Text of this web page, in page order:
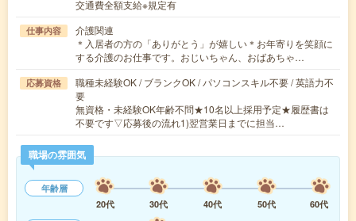
交通費全額支給※規定有
仕事内容
介護関連
＊入居者の方の「ありがとう」が嬉しい＊お年寄りを笑顔に
する介護のお仕事です。おじいちゃん、おばあちゃ…
応募資格
職種未経験OK / ブランクOK / パソコンスキル不要 / 英語力不
要
無資格・未経験OK年齢不問★10名以上採用予定★履歴書は
不要です▽応募後の流れ1)翌営業日までに担当…
職場の雰囲気
年齢層
20代
30代 40代 50代
60代